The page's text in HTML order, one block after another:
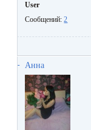
User
Сообщений:2
Анна